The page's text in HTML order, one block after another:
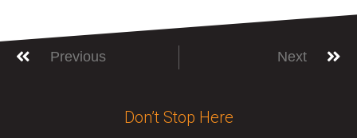
Previous Next
Don’t Stop Here